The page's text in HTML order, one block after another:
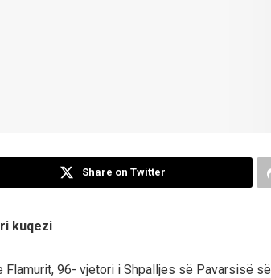
Share on Twitter
kuqezi
Flamurit, 96- vjetori i Shpalljes së Pavarsisë së